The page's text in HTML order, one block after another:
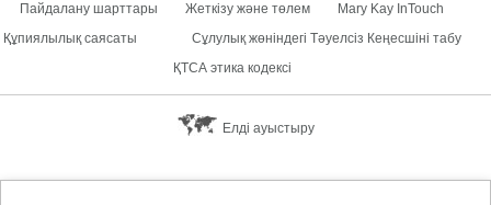
Пайдалану шарттары Жеткізу және төлем
Mary Kay InTouch
Құпиялылық саясаты
Сұлулық жөніндегі Тәуелсіз Кеңесшіні табу
ҚТСА этика кодексі
Елді ауыстыру